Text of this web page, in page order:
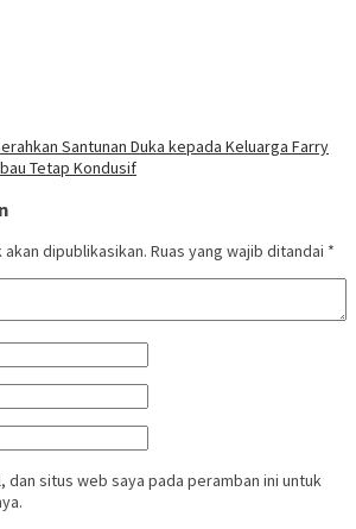
Santunan Duka kepada Keluarga Farry
Tetap Kondusif
dipublikasikan. Ruas yang wajib ditandai *
dan situs web saya pada peramban ini untuk